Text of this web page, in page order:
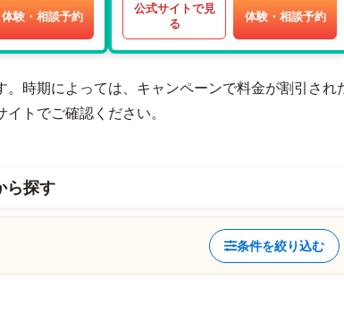
体験・相談予約
公式サイトで見
る
体験・相談予約
時期によっては、キャンペーンで料金が割引され
トでご確認ください。
ら探す
条件を絞り込む